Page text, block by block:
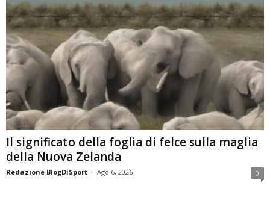
Il significato della foglia di felce sulla maglia
della Nuova Zelanda
Redazione BlogDiSport - Ago 6, 2026 0